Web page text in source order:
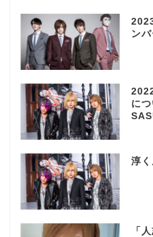
ン
に
淳く
「